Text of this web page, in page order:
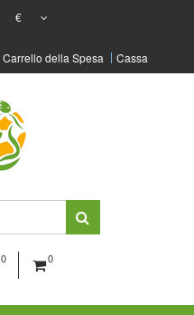
€
Carrello della Spesa Cassa
0 0